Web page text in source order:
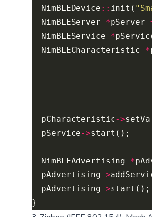
  NimBLEDevice
:: init(
  NimBLEServer
*pServer
  NimBLEService
*
  NimBLECharacteristic
*
  pCharacteristic
->
  pService
->
  NimBLEAdvertising
*
  pAdvertising
->
  pAdvertising
->